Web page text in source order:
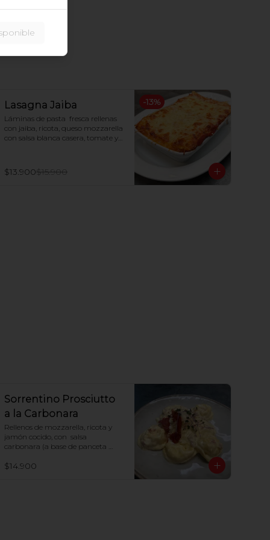
-13%
Lasagna Jaiba
Láminas de pasta  fresca rellenas
con jaiba, ricota, queso mozzarella
con salsa blanca casera, tomate y
$13.900$15.900
Sorrentino Prosciutto
a la Carbonara
Rellenos de mozzarella, ricota y
jamón cocido, con  salsa
carbonara (a base de panceta
$14.900